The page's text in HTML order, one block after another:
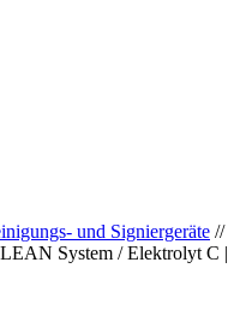
und Signiergeräte //
System / Elektrolyt C |